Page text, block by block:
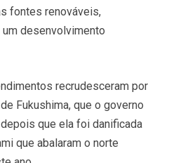
fontes renováveis,
desenvolvimento
recrudesceram por
Fukushima, que o governo
que ela foi danificada
que abalaram o norte